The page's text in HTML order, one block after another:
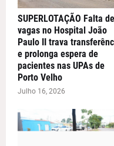
SUPERLOTAÇÃO Falta de
vagas no Hospital João
Paulo II trava
e prolonga espera de
pacientes nas UPAs de
Porto Velho
Julho 16, 2026